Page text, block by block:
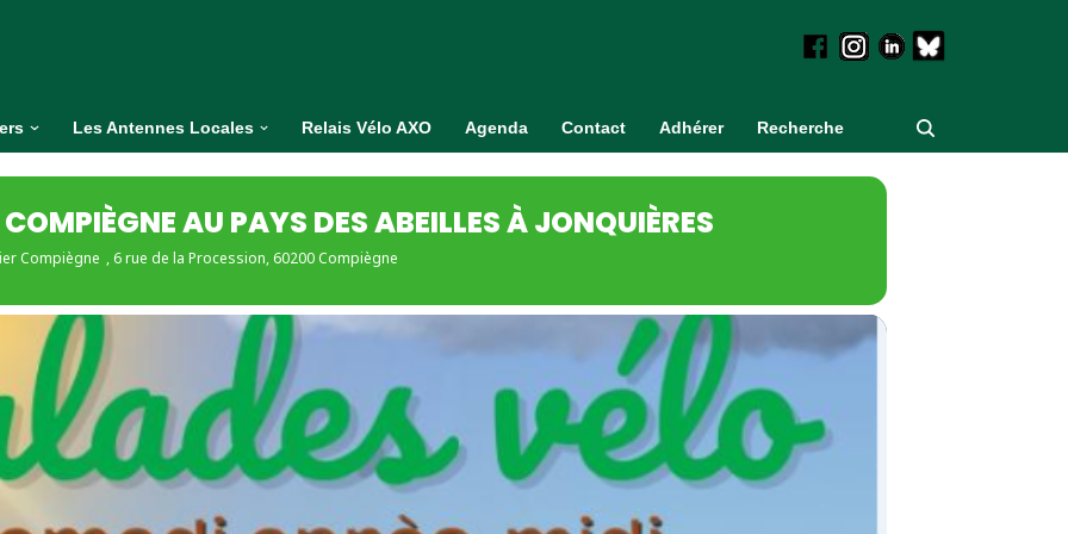
Les Antennes Locales Relais Vélo AXO Agenda Contact Adhérer Recherche
AU PAYS DES ABEILLES À JONQUIÈRES
Compiègne , 6 rue de la Procession, 60200 Compiègne